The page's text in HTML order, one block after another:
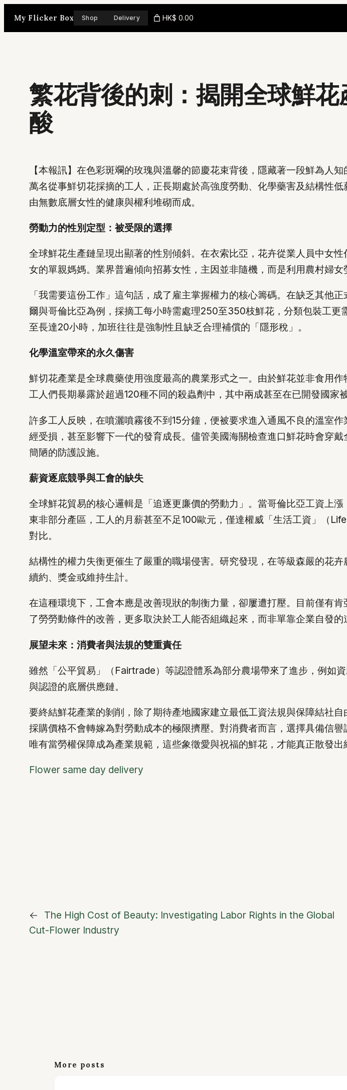
My Flicker Box Shop Delivery HK$ 0.00
繁花背後的刺：揭開全球鮮
酸
【本報訊】在色彩斑斕的玫瑰與溫馨的節慶花束背後，隱藏著一段鮮為人
萬名從事鮮切花採摘的工人，正長期處於高強度勞動、化學藥害及結構性
由無數底層女性的健康與權利堆砌而成。
勞動力的性別定型：被受限的選擇
全球鮮花生產鏈呈現出顯著的性別傾斜。在衣索比亞，花卉從業人員中女
女的單親媽媽。業界普遍傾向招募女性，主因並非隨機，而是利用農村婦
「我需要這份工作」這句話，成了雇主掌握權力的核心籌碼。在缺乏其他
爾與哥倫比亞為例，採摘工每小時需處理250至350枝鮮花，分類包裝工
至長達20小時，加班往往是強制性且缺乏合理補償的「隱形稅」。
化學溫室帶來的永久傷害
鮮切花產業是全球農藥使用強度最高的農業形式之一。由於鮮花並非食用
工人們長期暴露於超過120種不同的殺蟲劑中，其中兩成甚至在已開發國家被
許多工人反映，在噴灑噴霧後不到15分鐘，便被要求進入通風不良的溫室
經受損，甚至影響下一代的發育成長。儘管美國海關檢查進口鮮花時會穿
簡陋的防護設施。
薪資逐底競爭與工會的缺失
全球鮮花貿易的核心邏輯是「追逐更廉價的勞動力」。當哥倫比亞工資上
東非部分產區，工人的月薪甚至不足100歐元，僅達權威「生活工資」（
對比。
結構性的權力失衡更催生了嚴重的職場侵害。研究發現，在等級森嚴的花
續約、獎金或維持生計。
在這種環境下，工會本應是改善現狀的制衡力量，卻屢遭打壓。目前僅有
了勞勞動條件的改善，更多取決於工人能否組織起來，而非單靠企業自發的
展望未來：消費者與法規的雙重責任
雖然「公平貿易」（Fairtrade）等認證體系為部分農場帶來了進步，例如
與認證的底層供應鏈。
要終結鮮花產業的剝削，除了期待產地國家建立最低工資法規與保障結社
採購價格不會轉嫁為對勞動成本的極限擠壓。對消費者而言，選擇具備信
唯有當勞權保障成為產業規範，這些象徵愛與祝福的鮮花，才能真正散發出
Flower same day delivery
←
The High Cost of Beauty: Investigating Labor Rights in the Global
Cut-Flower Industry
More posts